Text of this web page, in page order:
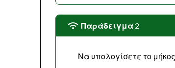
Παράδειγμα 2
Να υπολογίσετε το